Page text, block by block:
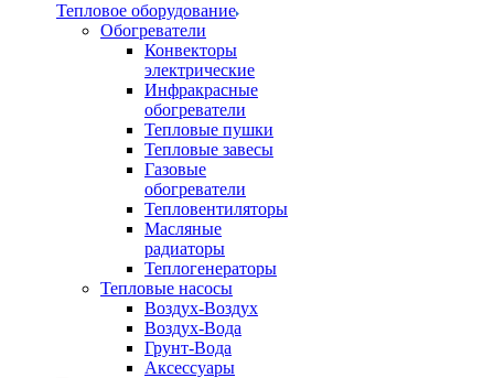
Тепловое оборудование
Обогреватели
Конвекторы
электрические
Инфракрасные
обогреватели
Тепловые пушки
Тепловые завесы
Газовые
обогреватели
Тепловентиляторы
Масляные
радиаторы
Теплогенераторы
Тепловые насосы
Воздух-Воздух
Воздух-Вода
Грунт-Вода
Аксессуары